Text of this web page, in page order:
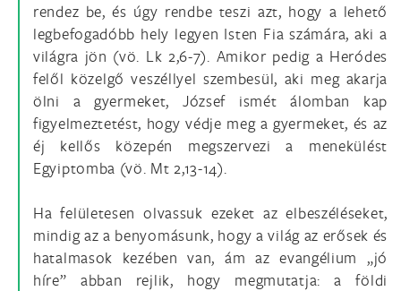
rendez be, és úgy rendbe teszi azt, hogy a lehető
legbefogadóbb hely legyen Isten Fia számára, aki a
világra jön (vö. Lk 2,6-7). Amikor pedig a Heródes
felől közelgő veszéllyel szembesül, aki meg akarja
ölni a gyermeket, József ismét álomban kap
figyelmeztetést, hogy védje meg a gyermeket, és az
éj kellős közepén megszervezi a menekülést
Egyiptomba (vö. Mt 2,13-14).
Ha felületesen olvassuk ezeket az elbeszéléseket,
mindig az a benyomásunk, hogy a világ az erősek és
hatalmasok kezében van, ám az evangélium „jó
híre” abban rejlik, hogy megmutatja: a földi